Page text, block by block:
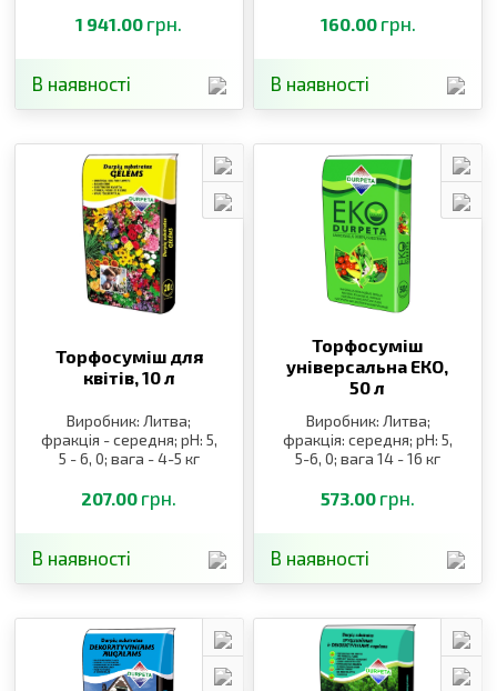
1 941.00 грн.
В наявності
160.00 грн.
В наявності
Торфосуміш для
квітів,10 л
Виробник: Литва;
фракція - середня; pH: 5,
5 - 6, 0; вага - 4-5 кг
207.00 грн.
В наявності
Торфосуміш
універсальна ЕКО,
50 л
Виробник: Литва;
фракція: середня; pH: 5,
5-6, 0; вага 14 - 16 кг
573.00 грн.
В наявності